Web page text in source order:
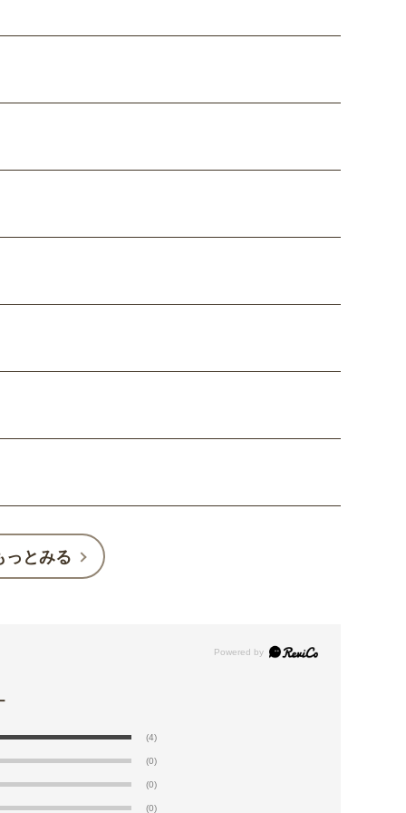
っとみる
(4)
(0)
(0)
(0)